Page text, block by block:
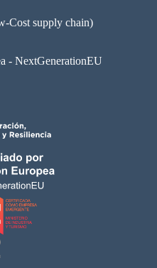
supply chain)
- NextGenerationEU